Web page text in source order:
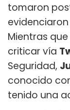
tomaron
Mientras que
criticar vía
Seguridad,
conocido
tenido una